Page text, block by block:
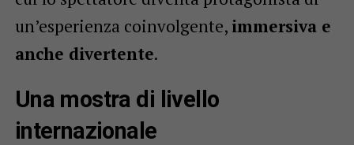
un’esperienza coinvolgente, immersiva e
anche divertente.
Una mostra di livello
internazionale